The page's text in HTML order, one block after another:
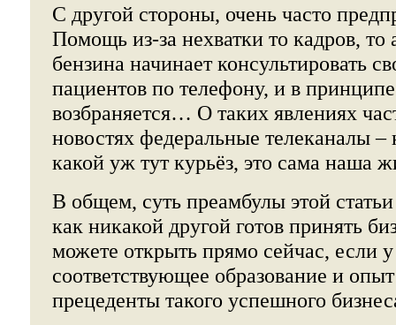
С другой стороны, очень часто
Помощь из-за нехватки то кадров, то
бензина начинает консультировать
пациентов по телефону, и в
возбраняется… О таких явлениях
новостях федеральные телеканалы –
какой уж тут курьёз, это сама наша
В общем, суть преамбулы этой
как никакой другой готов принять
можете открыть прямо сейчас, если
соответствующее образование и
прецеденты такого успешного